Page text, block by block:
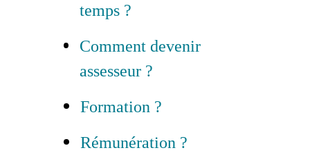
temps ?
Comment devenir
assesseur ?
Formation ?
Rémunération ?